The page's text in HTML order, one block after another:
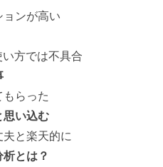
ンが高い
では不具合
った
思い込む
楽天的に
とは？